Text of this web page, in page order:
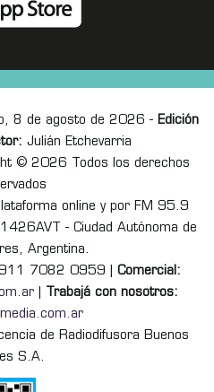
8 de agosto de 2026 - Edición
Julián Etchevarria
© 2026 Todos los derechos
online y por FM 95.9
- Ciudad Autónoma de
Argentina.
7082 0959 | Comercial:
Trabajá con nosotros:
de Radiodifusora Buenos
S.A.